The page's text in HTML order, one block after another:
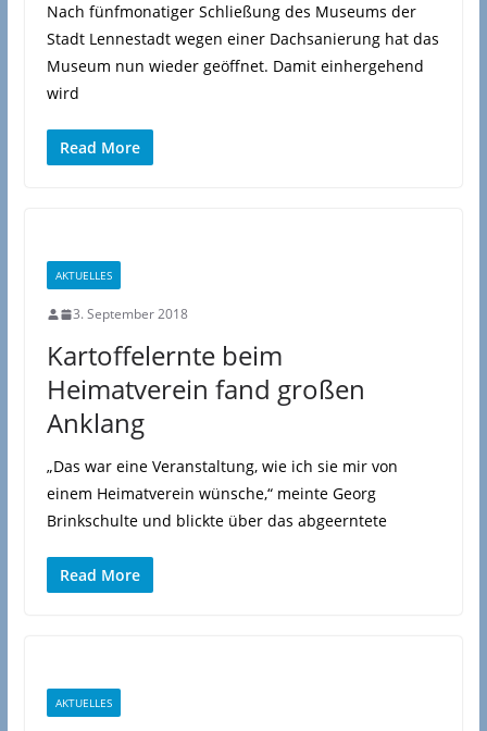
Nach fünfmonatiger Schließung des Museums der
Stadt Lennestadt wegen einer Dachsanierung hat das
Museum nun wieder geöffnet. Damit einhergehend
wird
Read More
AKTUELLES
3. September 2018
Kartoffelernte beim
Heimatverein fand großen
Anklang
„Das war eine Veranstaltung, wie ich sie mir von
einem Heimatverein wünsche,“ meinte Georg
Brinkschulte und blickte über das abgeerntete
Read More
AKTUELLES